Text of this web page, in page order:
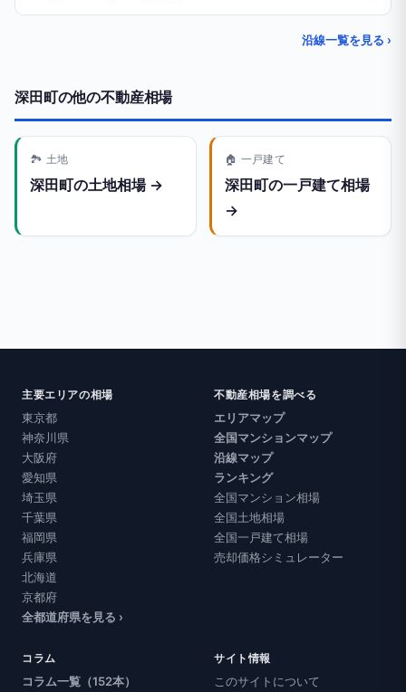
沿線一覧を見る ›
深田町の他の不動産相場
🏞️ 土地
深田町の土地相場 →
🏠 一戸建て
深田町の一戸建て相場
→
主要エリアの相場
東京都
神奈川県
大阪府
愛知県
埼玉県
千葉県
福岡県
兵庫県
北海道
京都府
全都道府県を見る ›
不動産相場を調べる
エリアマップ
全国マンションマップ
沿線マップ
ランキング
全国マンション相場
全国土地相場
全国一戸建て相場
売却価格シミュレーター
コラム
コラム一覧（152本）
サイト情報
このサイトについて